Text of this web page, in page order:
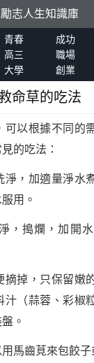
勵志人生知識庫
青春 成功
高三 職場
大學 創業
命草的吃法
以根據不同的
的吃法：
淨，加適量淨水
用。
，搗爛，加開
摘掉，只保留嫩
（蒜蓉、彩椒
。
馬齒莧來包餃子